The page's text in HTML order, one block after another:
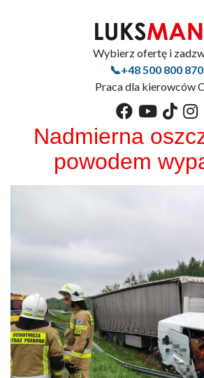
Wybierz ofertę i
📞+48 500 800 870
Praca dla kierowców
Nadmierna
powodem